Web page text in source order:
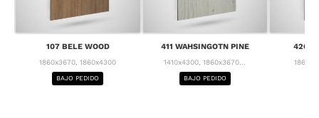
107 BELE WOOD
1860x3670, 1860x4300
BAJO PEDIDO
411 WAHSINGOTN PINE
1410x4300, 1860x3670...
BAJO PEDIDO
426